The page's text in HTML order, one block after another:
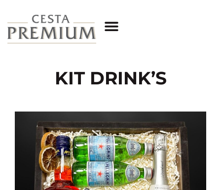
KIT DRINK’S